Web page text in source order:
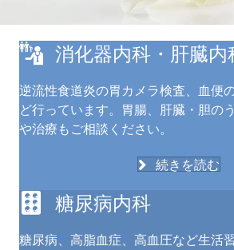
消化器内科・肝臓内
逆流性食道炎の胃カメラ検査、血便
ど行っています。胃腸、肝臓・胆の
や治療もご相談ください。
続きを読む
糖尿病内科
糖尿病、高脂血症、高血圧など生活